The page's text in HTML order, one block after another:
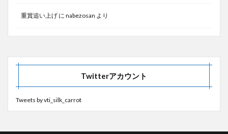
重賞追い上げ に nabezosan より
Twitterアカウント
Tweets by vti_silk_carrot